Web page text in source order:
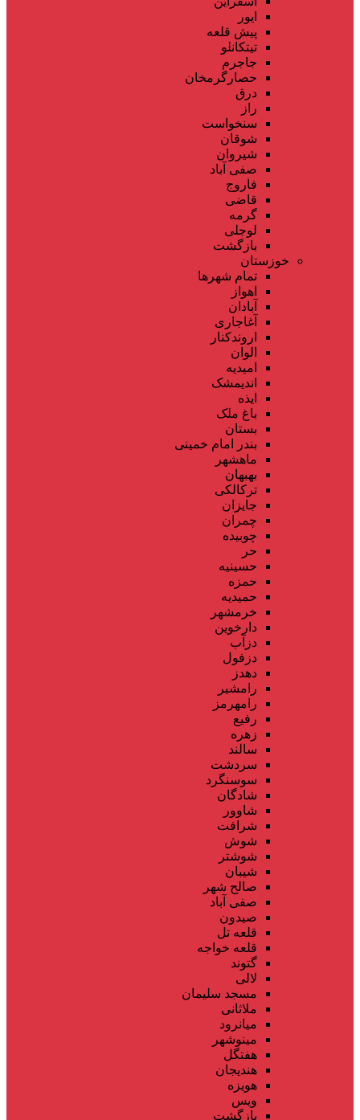
ایور
پیش قلعه
تیتکانلو
جاجرم
حصارگرمخان
درق
راز
سنخواست
شوقان
شیروان
صفی آباد
فاروج
قاضی
گرمه
لوجلی
بازگشت
خوزستان
تمام شهر‌ها
اهواز
آبادان
آغاجاری
اروندکنار
الوان
امیدیه
اندیمشک
ایذه
باغ ملک
بستان
بندر امام خمینی
ماهشهر
بهبهان
ترکالکی
جایزان
چمران
چوبیده
حر
حسینیه
حمزه
حمیدیه
خرمشهر
دارخوین
دزآب
دزفول
دهدز
رامشیر
رامهرمز
رفیع
زهره
سالند
سردشت
سوسنگرد
شادگان
شاوور
شرافت
شوش
شوشتر
شیبان
صالح شهر
صفی آباد
صیدون
قلعه تل
قلعه خواجه
گتوند
لالی
مسجد سلیمان
ملاثانی
میانرود
مینوشهر
هفتگل
هندیجان
هویزه
ویس
بازگشت